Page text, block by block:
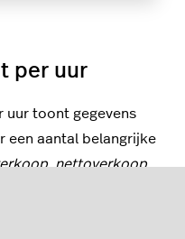
per uur
uur toont gegevens
een aantal belangrijke
,nettoverkoop